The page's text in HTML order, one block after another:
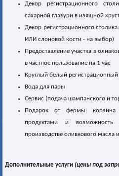
Декор регистрационного
сахарной глазури в изящной
Декор регистрационного
ИЛИ слоновой кости - на выбор)
Предоставление участка в
в частное пользование на 1 час
Круглый белый регистрационный
Вода для пары
Сервис (подача шампанского и
Подарок от фермы:
продуктами и возможность
производстве оливкового масла
Дополнительные услуги (цены под